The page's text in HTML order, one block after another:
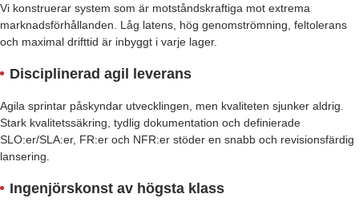
Vi konstruerar system som är motståndskraftiga mot extrema
marknadsförhållanden. Låg latens, hög genomströmning, feltolerans
och maximal drifttid är inbyggt i varje lager.
Disciplinerad agil leverans
Agila sprintar påskyndar utvecklingen, men kvaliteten sjunker aldrig.
Stark kvalitetssäkring, tydlig dokumentation och definierade
SLO:er/SLA:er, FR:er och NFR:er stöder en snabb och revisionsfärdig
lansering.
Ingenjörskonst av högsta klass